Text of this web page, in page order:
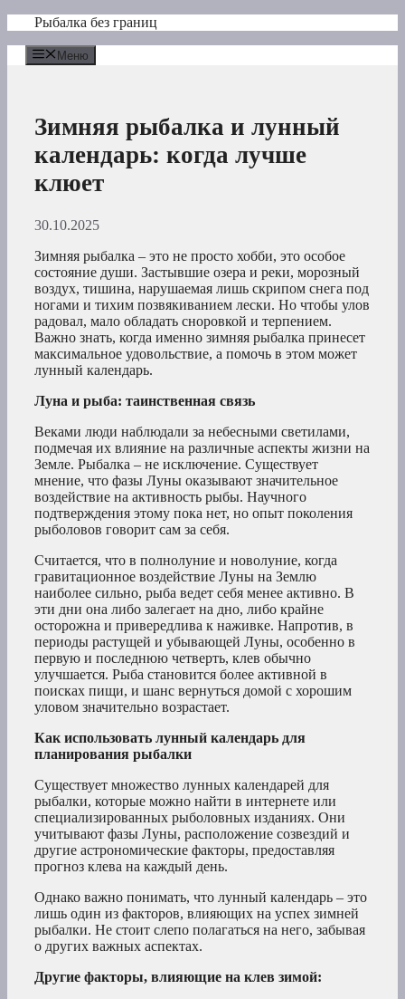
Перейти
содержимому
Рыбалка без границ
Меню
Зимняя рыбалка и лунный
календарь: когда лучше
клюет
30.10.2025
Зимняя рыбалка – это не просто хобби, это особое
состояние души. Застывшие озера и реки, морозный
воздух, тишина, нарушаемая лишь скрипом снега под
ногами и тихим позвякиванием лески. Но чтобы улов
радовал, мало обладать сноровкой и терпением.
Важно знать, когда именно зимняя рыбалка принесет
максимальное удовольствие, а помочь в этом может
лунный календарь.
Луна и рыба: таинственная связь
Веками люди наблюдали за небесными светилами,
подмечая их влияние на различные аспекты жизни на
Земле. Рыбалка – не исключение. Существует
мнение, что фазы Луны оказывают значительное
воздействие на активность рыбы. Научного
подтверждения этому пока нет, но опыт поколения
рыболовов говорит сам за себя.
Считается, что в полнолуние и новолуние, когда
гравитационное воздействие Луны на Землю
наиболее сильно, рыба ведет себя менее активно. В
эти дни она либо залегает на дно, либо крайне
осторожна и привередлива к наживке. Напротив, в
периоды растущей и убывающей Луны, особенно в
первую и последнюю четверть, клев обычно
улучшается. Рыба становится более активной в
поисках пищи, и шанс вернуться домой с хорошим
уловом значительно возрастает.
Как использовать лунный календарь для
планирования рыбалки
Существует множество лунных календарей для
рыбалки, которые можно найти в интернете или
специализированных рыболовных изданиях. Они
учитывают фазы Луны, расположение созвездий и
другие астрономические факторы, предоставляя
прогноз клева на каждый день.
Однако важно понимать, что лунный календарь – это
лишь один из факторов, влияющих на успех зимней
рыбалки. Не стоит слепо полагаться на него, забывая
о других важных аспектах.
Другие факторы, влияющие на клев зимой: